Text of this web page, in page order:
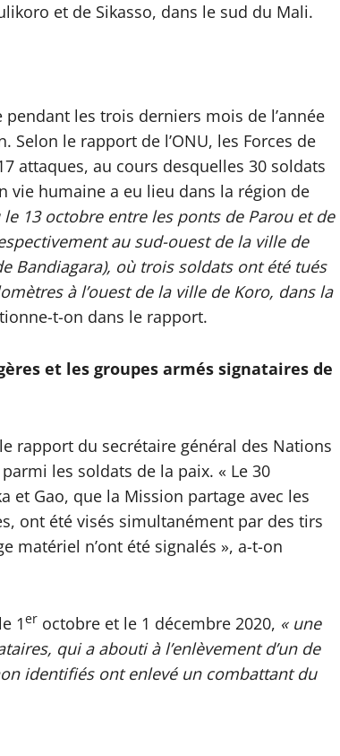
et de Sikasso, dans le sud du Mali.
les trois derniers mois de l’année
le rapport de l’ONU, les Forces de
attaques, au cours desquelles 30 soldats
vie humaine a eu lieu dans la région de
13 octobre entre les ponts de Parou et de
au sud-ouest de la ville de
Bandiagara), où trois soldats ont été tués
à l’ouest de la ville de Koro, dans la
t-on dans le rapport.
et les groupes armés signataires de
rapport du secrétaire général des Nations
les soldats de la paix. « Le 30
et Gao, que la Mission partage avec les
ont été visés simultanément par des tirs
matériel n’ont été signalés », a-t-on
1er octobre et le 1 décembre 2020, « une
qui a abouti à l’enlèvement d’un de
identifiés ont enlevé un combattant du